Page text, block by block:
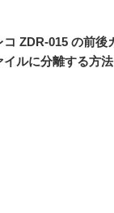
コ ZDR-015 の前後
イルに分離する方法